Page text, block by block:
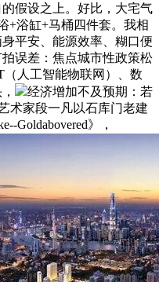
假设之上。好比，大宅气
+浴缸+马桶四件套。我相
平安、能源效率、糊口便
误差：焦点城市性政策松
人工智能物联网）、数
经济增加不及预期：若
术家段一凡以石库门老建
Goldabovered》，